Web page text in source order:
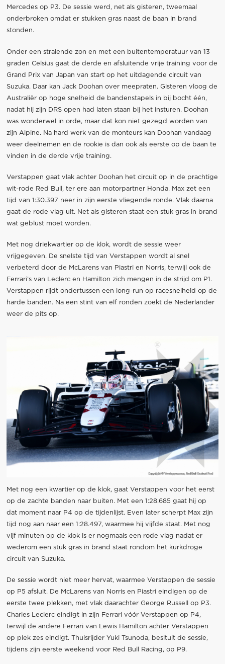
Mercedes op P3. De sessie werd, net als gisteren, tweemaal
onderbroken omdat er stukken gras naast de baan in brand
stonden.
Onder een stralende zon en met een buitentemperatuur van 13
graden Celsius gaat de derde en afsluitende vrije training voor de
Grand Prix van Japan van start op het uitdagende circuit van
Suzuka. Daar kan Jack Doohan over meepraten. Gisteren vloog de
Australiër op hoge snelheid de bandenstapels in bij bocht één,
nadat hij zijn DRS open had laten staan bij het insturen. Doohan
was wonderwel in orde, maar dat kon niet gezegd worden van
zijn Alpine. Na hard werk van de monteurs kan Doohan vandaag
weer deelnemen en de rookie is dan ook als eerste op de baan te
vinden in de derde vrije training.
Verstappen gaat vlak achter Doohan het circuit op in de prachtige
wit-rode Red Bull, ter ere aan motorpartner Honda. Max zet een
tijd van 1:30.397 neer in zijn eerste vliegende ronde. Vlak daarna
gaat de rode vlag uit. Net als gisteren staat een stuk gras in brand
wat geblust moet worden.
Met nog driekwartier op de klok, wordt de sessie weer
vrijgegeven. De snelste tijd van Verstappen wordt al snel
verbeterd door de McLarens van Piastri en Norris, terwijl ook de
Ferrari’s van Leclerc en Hamilton zich mengen in de strijd om P1.
Verstappen rijdt ondertussen een long-run op racesnelheid op de
harde banden. Na een stint van elf ronden zoekt de Nederlander
weer de pits op.
Met nog een kwartier op de klok, gaat Verstappen voor het eerst
op de zachte banden naar buiten. Met een 1:28.685 gaat hij op
dat moment naar P4 op de tijdenlijst. Even later scherpt Max zijn
tijd nog aan naar een 1:28.497, waarmee hij vijfde staat. Met nog
vijf minuten op de klok is er nogmaals een rode vlag nadat er
wederom een stuk gras in brand staat rondom het kurkdroge
circuit van Suzuka.
De sessie wordt niet meer hervat, waarmee Verstappen de sessie
op P5 afsluit. De McLarens van Norris en Piastri eindigen op de
eerste twee plekken, met vlak daarachter George Russell op P3.
Charles Leclerc eindigt in zijn Ferrari vóór Verstappen op P4,
terwijl de andere Ferrari van Lewis Hamilton achter Verstappen
op plek zes eindigt. Thuisrijder Yuki Tsunoda, besltuit de sessie,
tijdens zijn eerste weekend voor Red Bull Racing, op P9.